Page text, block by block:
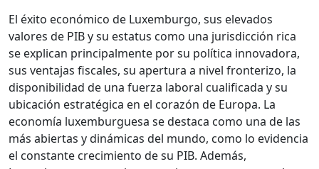
El éxito económico de Luxemburgo, sus elevados
valores de PIB y su estatus como una jurisdicción rica
se explican principalmente por su política innovadora,
sus ventajas fiscales, su apertura a nivel fronterizo, la
disponibilidad de una fuerza laboral cualificada y su
ubicación estratégica en el corazón de Europa. La
economía luxemburguesa se destaca como una de las
más abiertas y dinámicas del mundo, como lo evidencia
el constante crecimiento de su PIB. Además,